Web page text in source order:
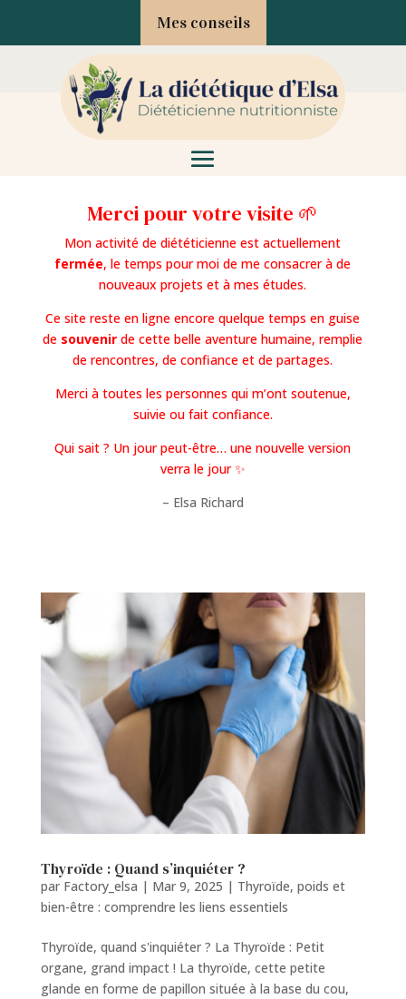
Mes conseils
Merci pour votre visite 🌱
Mon activité de diététicienne est actuellement
fermée, le temps pour moi de me consacrer à de
nouveaux projets et à mes études.
Ce site reste en ligne encore quelque temps en guise
de souvenir de cette belle aventure humaine, remplie
de rencontres, de confiance et de partages.
Merci à toutes les personnes qui m’ont soutenue,
suivie ou fait confiance.
Qui sait ? Un jour peut-être… une nouvelle version
verra le jour ✨
– Elsa Richard
Thyroïde : Quand s’inquiéter ?
par Factory_elsa | Mar 9, 2025 | Thyroïde, poids et
bien-être : comprendre les liens essentiels
Thyroïde, quand s'inquiéter ? La Thyroïde : Petit
organe, grand impact ! La thyroïde, cette petite
glande en forme de papillon située à la base du cou,